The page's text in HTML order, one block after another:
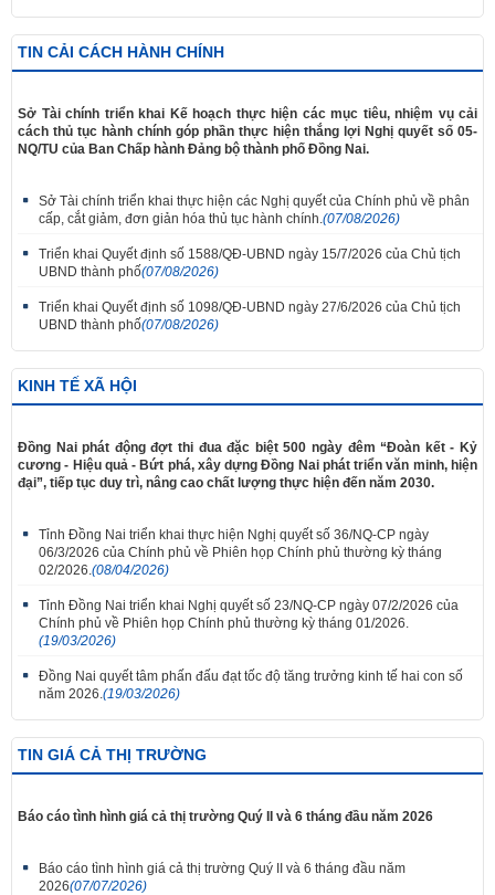
TIN CẢI CÁCH HÀNH CHÍNH
Sở Tài chính triển khai Kế hoạch thực hiện các mục tiêu, nhiệm vụ cải
cách thủ tục hành chính góp phần thực hiện thắng lợi Nghị quyết số 05-
NQ/TU của Ban Chấp hành Đảng bộ thành phố Đồng Nai.
Sở Tài chính triển khai thực hiện các Nghị quyết của Chính phủ về phân
cấp, cắt giảm, đơn giản hóa thủ tục hành chính. (07/08/2026)
Triển khai Quyết định số 1588/QĐ-UBND ngày 15/7/2026 của Chủ tịch
UBND thành phố(07/08/2026)
Triển khai Quyết định số 1098/QĐ-UBND ngày 27/6/2026 của Chủ tịch
UBND thành phố(07/08/2026)
KINH TẾ XÃ HỘI
Đồng Nai phát động đợt thi đua đặc biệt 500 ngày đêm “Đoàn kết - Kỷ
cương - Hiệu quả - Bứt phá, xây dựng Đồng Nai phát triển văn minh, hiện
đại”, tiếp tục duy trì, nâng cao chất lượng thực hiện đến năm 2030.
Tỉnh Đồng Nai triển khai thực hiện Nghị quyết số 36/NQ-CP ngày
06/3/2026 của Chính phủ về Phiên họp Chính phủ thường kỳ tháng
02/2026. (08/04/2026)
Tỉnh Đồng Nai triển khai Nghị quyết số 23/NQ-CP ngày 07/2/2026 của
Chính phủ về Phiên họp Chính phủ thường kỳ tháng 01/2026.
(19/03/2026)
Đồng Nai quyết tâm phấn đấu đạt tốc độ tăng trưởng kinh tế hai con số
năm 2026. (19/03/2026)
TIN GIÁ CẢ THỊ TRƯỜNG
Báo cáo tình hình giá cả thị trường Quý II và 6 tháng đầu năm 2026
Báo cáo tình hình giá cả thị trường Quý II và 6 tháng đầu năm
2026(07/07/2026)